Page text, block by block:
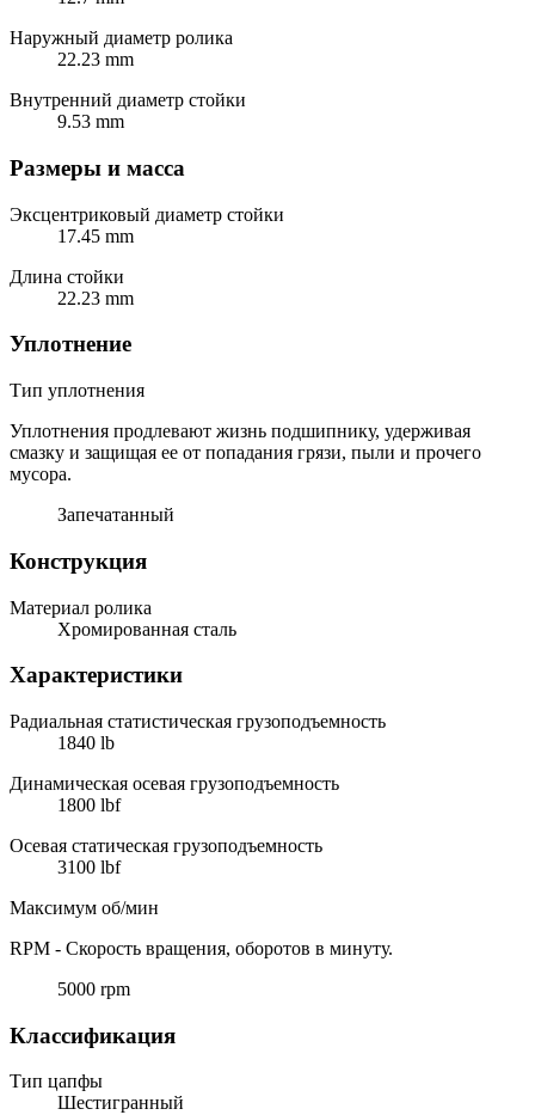
Наружный диаметр ролика
22.23 mm
Внутренний диаметр стойки
9.53 mm
Размеры и масса
Эксцентриковый диаметр стойки
17.45 mm
Длина стойки
22.23 mm
Уплотнение
Тип уплотнения
Уплотнения продлевают жизнь подшипнику, удерживая
смазку и защищая ее от попадания грязи, пыли и прочего
мусора.
Запечатанный
Конструкция
Материал ролика
Хромированная сталь
Характеристики
Радиальная статистическая грузоподъемность
1840 lb
Динамическая осевая грузоподъемность
1800 lbf
Осевая статическая грузоподъемность
3100 lbf
Максимум об/мин
RPM - Скорость вращения, оборотов в минуту.
5000 rpm
Классификация
Тип цапфы
Шестигранный